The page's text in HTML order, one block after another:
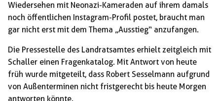
Wiedersehen mit Neonazi-Kameraden auf ihrem damals
noch öffentlichen Instagram-Profil postet, braucht man
gar nicht erst mit dem Thema „Ausstieg“ anzufangen.
Die Pressestelle des Landratsamtes erhielt zeitgleich mit
Schaller einen Fragenkatalog. Mit Antwort von heute
früh wurde mitgeteilt, dass Robert Sesselmann aufgrund
von Außenterminen nicht fristgerecht bis heute Morgen
antworten könnte.